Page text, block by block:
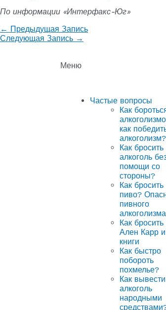
По информации «Интерфакс-Юг»
← Предыдущая Запись
Следующая Запись →
Меню
Частые вопросы
Как
как
алкоголизм?
Как бросить
алкоголь
помощи со
стороны?
Как бросить
пиво?
пивного
алкоголизма
Как бросить
Ален Карр и
книги
Как быстро
побороть
похмелье?
Как вывести
алкоголь
народными